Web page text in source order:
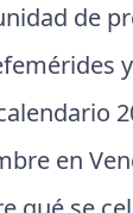
de
en